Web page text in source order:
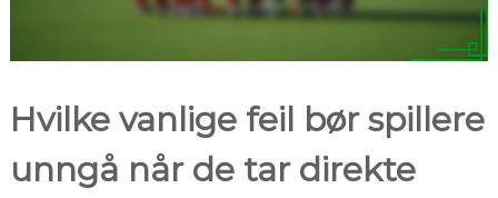
Hvilke vanlige feil bør spillere
unngå når de tar direkte